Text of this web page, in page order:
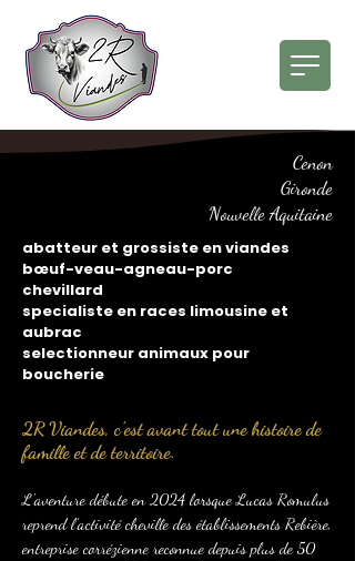
Cenon
Gironde
Nouvelle Aquitaine
abatteur et grossiste en viandes
bœuf-veau-agneau-porc
chevillard
specialiste en races limousine et
aubrac
selectionneur animaux pour
boucherie
2R Viandes, c’est avant tout une histoire de
famille et de territoire.
L’aventure débute en 2024 lorsque Lucas Romulus
reprend l’activité cheville des établissements Rebière,
entreprise corrézienne reconnue depuis plus de 50